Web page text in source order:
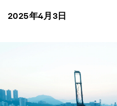
2025年4月3日